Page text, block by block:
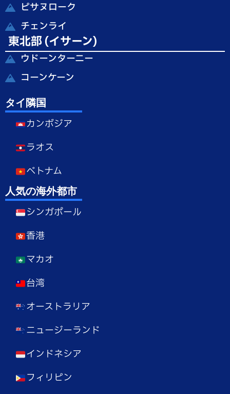
ピサヌローク
チェンライ
東北部 (イサーン)
ウドーンターニー
コーンケーン
タイ隣国
カンボジア
ラオス
ベトナム
人気の海外都市
シンガポール
香港
マカオ
台湾
オーストラリア
ニュージーランド
インドネシア
フィリピン